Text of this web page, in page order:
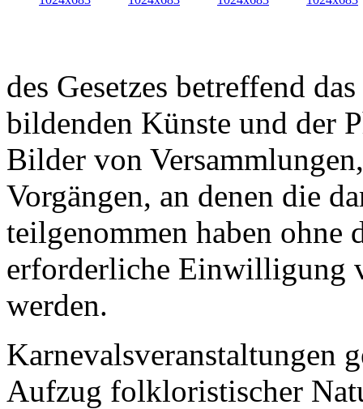
des Gesetzes betreffend
bildenden Künste und der
Bilder von
Vorgängen, an denen die
teilgenommen haben ohne
erforderliche Einwilligung
werden.
Karnevalsveranstaltungen
Aufzug folkloristischer